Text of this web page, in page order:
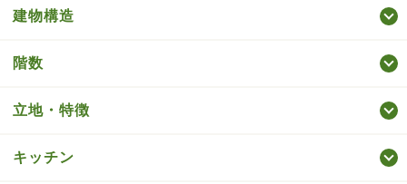
建物構造
階数
立地・特徴
キッチン